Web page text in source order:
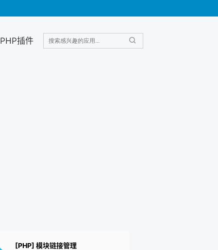
PHP插件
[PHP] 模块链接管理